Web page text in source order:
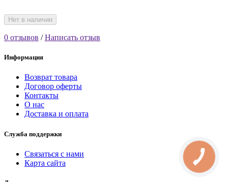
Нет в наличии
0 отзывов /Написать отзыв
Информация
Возврат товара
Договор оферты
Контакты
О нас
Доставка и оплата
Служба поддержки
Связаться с нами
Карта сайта
КНОПКА
СВЯЗИ